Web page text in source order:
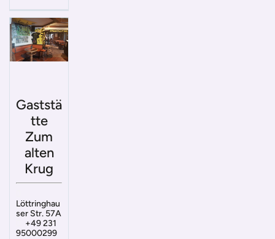
Gaststä
tte
Zum
alten
Krug
Löttringhau
ser Str. 57A
+49 231
95000299